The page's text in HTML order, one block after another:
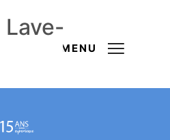
MENU
Lave-linge